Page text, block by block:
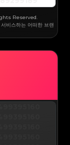
Reserved.
비스하는 어떠한 브랜